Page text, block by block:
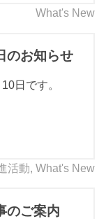
What's New
のお知らせ
日です。
活動, What's New
のご案内